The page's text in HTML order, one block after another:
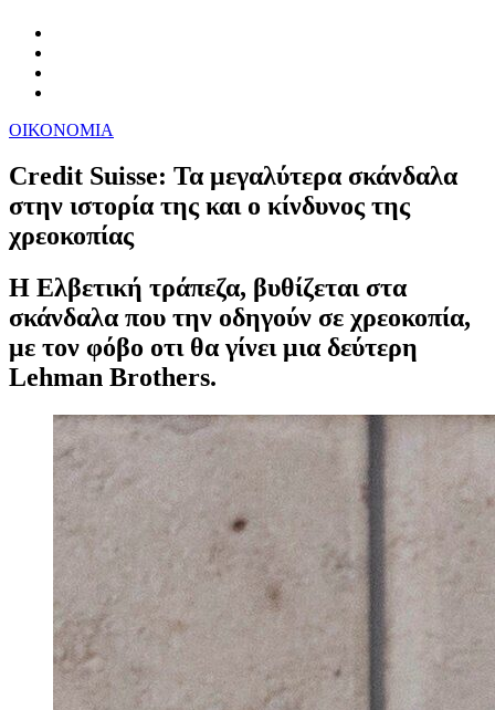
ΟΙΚΟΝΟΜΙΑ
Credit Suisse: Τα μεγαλύτερα σκάνδαλα
στην ιστορία της και ο κίνδυνος της
χρεοκοπίας
Η Ελβετική τράπεζα, βυθίζεται στα
σκάνδαλα που την οδηγούν σε χρεοκοπία,
με τον φόβο οτι θα γίνει μια δεύτερη
Lehman Brothers.